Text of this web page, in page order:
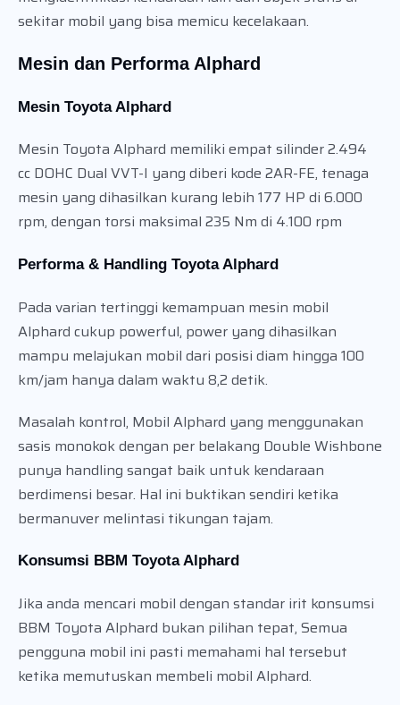
sekitar mobil yang bisa memicu kecelakaan.
Mesin dan Performa Alphard
Mesin Toyota Alphard
Mesin Toyota Alphard memiliki empat silinder 2.494
cc DOHC Dual VVT-I yang diberi kode 2AR-FE, tenaga
mesin yang dihasilkan kurang lebih 177 HP di 6.000
rpm, dengan torsi maksimal 235 Nm di 4.100 rpm
Performa & Handling Toyota Alphard
Pada varian tertinggi kemampuan mesin mobil
Alphard cukup powerful, power yang dihasilkan
mampu melajukan mobil dari posisi diam hingga 100
km/jam hanya dalam waktu 8,2 detik.
Masalah kontrol, Mobil Alphard yang menggunakan
sasis monokok dengan per belakang Double Wishbone
punya handling sangat baik untuk kendaraan
berdimensi besar. Hal ini buktikan sendiri ketika
bermanuver melintasi tikungan tajam.
Konsumsi BBM Toyota Alphard
Jika anda mencari mobil dengan standar irit konsumsi
BBM Toyota Alphard bukan pilihan tepat, Semua
pengguna mobil ini pasti memahami hal tersebut
ketika memutuskan membeli mobil Alphard.